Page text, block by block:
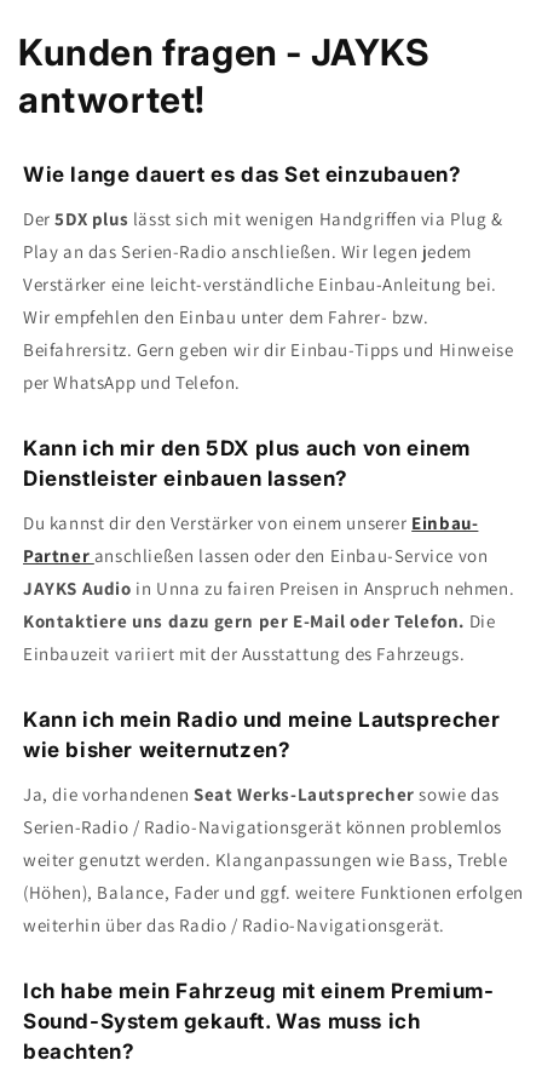
Kunden fragen - JAYKS
antwortet!
Wie lange dauert es das Set einzubauen?
Der5DX plus lässt sich mit wenigen Handgriffen via Plug &
Play an das Serien-Radio anschließen. Wir legen jedem
Verstärker eine leicht-verständliche Einbau-Anleitung bei.
Wir empfehlen den Einbau unter dem Fahrer- bzw.
Beifahrersitz. Gern geben wir dir Einbau-Tipps und Hinweise
per WhatsApp und Telefon.
Kann ich mir den 5DX plus auch von einem
Dienstleister einbauen lassen?
Du kannst dir den Verstärker von einem unserer Einbau-
Partner anschließen lassen oder den Einbau-Service von
JAYKS Audio in Unna zu fairen Preisen in Anspruch nehmen.
Kontaktiere uns dazu gern per E-Mail oder Telefon. Die
Einbauzeit variiert mit der Ausstattung des Fahrzeugs.
Kann ich mein Radio und meine Lautsprecher
wie bisher weiternutzen?
Ja, die vorhandenen Seat Werks-Lautsprecher sowie das
Serien-Radio / Radio-Navigationsgerät können problemlos
weiter genutzt werden. Klanganpassungen wie Bass, Treble
(Höhen), Balance, Fader und ggf. weitere Funktionen erfolgen
weiterhin über das Radio / Radio-Navigationsgerät.
Ich habe mein Fahrzeug mit einem Premium-
Sound-System gekauft. Was muss ich
beachten?